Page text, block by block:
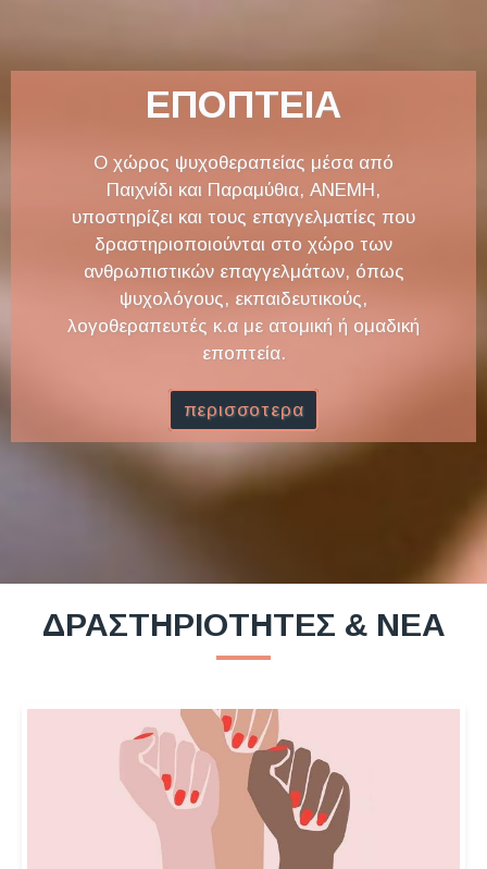
ΕΠΟΠΤΕΙΑ
Ο χώρος ψυχοθεραπείας μέσα από
Παιχνίδι και Παραμύθια, ΑΝΕΜΗ,
υποστηρίζει και τους επαγγελματίες που
δραστηριοποιούνται στο χώρο των
ανθρωπιστικών επαγγελμάτων, όπως
ψυχολόγους, εκπαιδευτικούς,
λογοθεραπευτές κ.α με ατομική ή ομαδική
εποπτεία.
περισσοτερα
ΔΡΑΣΤΗΡΙΟΤΗΤΕΣ & ΝΕΑ